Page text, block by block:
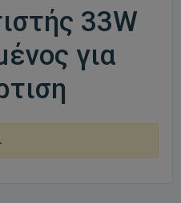
33W
για